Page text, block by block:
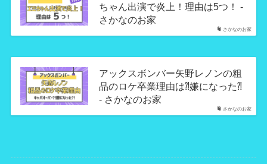
さかなのお家
ちゃん出演で炎上！理由は5つ！ -
さかなのお家
さかなのお家
アックスボンバー矢野レノンの粗
品のロケ卒業理由は⁈嫌になった⁈
- さかなのお家